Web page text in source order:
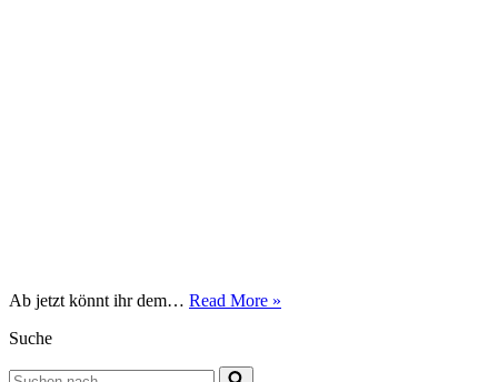
Ab jetzt könnt ihr dem… Read More »
Suche
Suchen